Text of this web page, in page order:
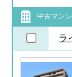
中古マン
ラ